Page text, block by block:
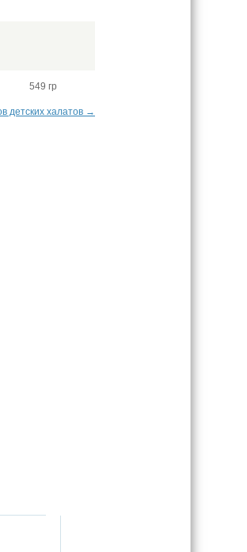
549 гр
детских халатов →